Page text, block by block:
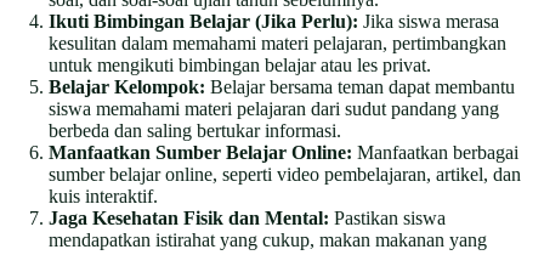
Ikuti Bimbingan Belajar (Jika Perlu): Jika siswa merasa
kesulitan dalam memahami materi pelajaran, pertimbangkan
untuk mengikuti bimbingan belajar atau les privat.
Belajar Kelompok: Belajar bersama teman dapat membantu
siswa memahami materi pelajaran dari sudut pandang yang
berbeda dan saling bertukar informasi.
Manfaatkan Sumber Belajar Online: Manfaatkan berbagai
sumber belajar online, seperti video pembelajaran, artikel, dan
kuis interaktif.
Jaga Kesehatan Fisik dan Mental: Pastikan siswa
mendapatkan istirahat yang cukup, makan makanan yang